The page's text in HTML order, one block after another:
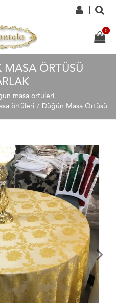
MASA ÖRTÜSÜ
masa örtüleri
örtüleri
Düğün Masa Örtüsü